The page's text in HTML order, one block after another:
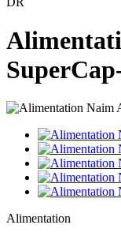
Alimentation